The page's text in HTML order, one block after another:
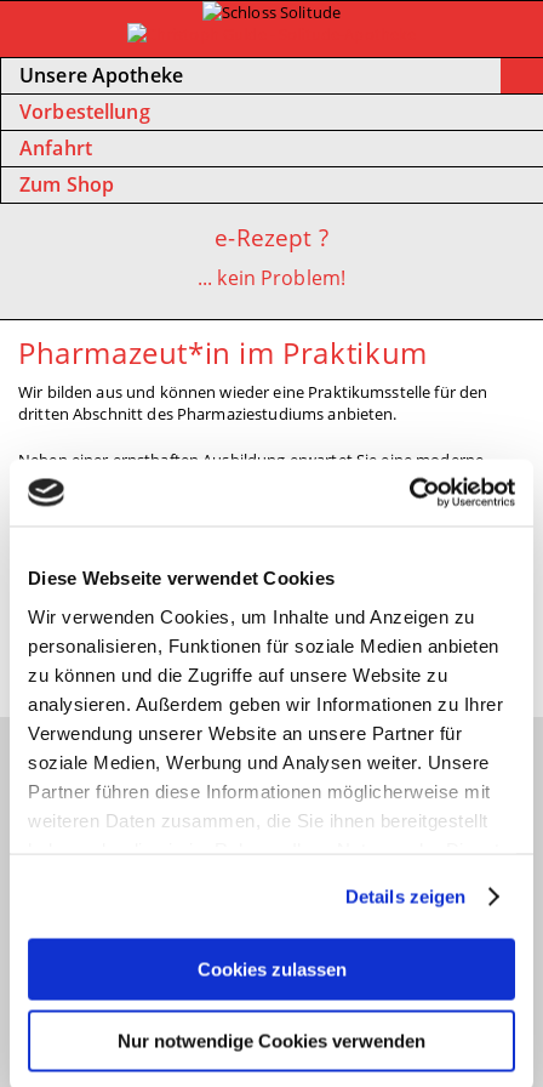
Diese Webseite verwendet Cookies
Wir verwenden Cookies, um Inhalte und Anzeigen zu
personalisieren, Funktionen für soziale Medien anbieten
zu können und die Zugriffe auf unsere Website zu
analysieren. Außerdem geben wir Informationen zu Ihrer
Verwendung unserer Website an unsere Partner für
soziale Medien, Werbung und Analysen weiter. Unsere
Partner führen diese Informationen möglicherweise mit
weiteren Daten zusammen, die Sie ihnen bereitgestellt
Cookies, wenn Sie unsere Webseite weiterhin nutzen.
Details zeigen
Cookies zulassen
Nur notwendige Cookies verwenden
Unsere Apotheke
Vorbestellung
Anfahrt
Zum Shop
e-Rezept ?
... kein Problem!
Pharmazeut*in im Praktikum
Wir bilden aus und können wieder eine Praktikumsstelle für den
dritten Abschnitt des Pharmaziestudiums anbieten.
Neben einer ernsthaften Ausbildung erwartet Sie eine moderne
Apotheke mit Tradition, übertarifliche Bezahlung und ein Team mit
gutem Betriebsklima.
entfernt.
Alles Weitere können wir persönlich besprechen: Christoph Gulde,
Tel.: 0711-139999-0
oder senden Sie mir Ihre Bewerbung an
gulde(at)solitude-
apotheke(dot)de
Pforzheimer Straße 365
70499 Stuttgart-Weilimdorf
Telefon: 0711 - 13 99 99 0
Telefax: 0711 - 13 99 99 30
team(at)solitude-apotheke.de